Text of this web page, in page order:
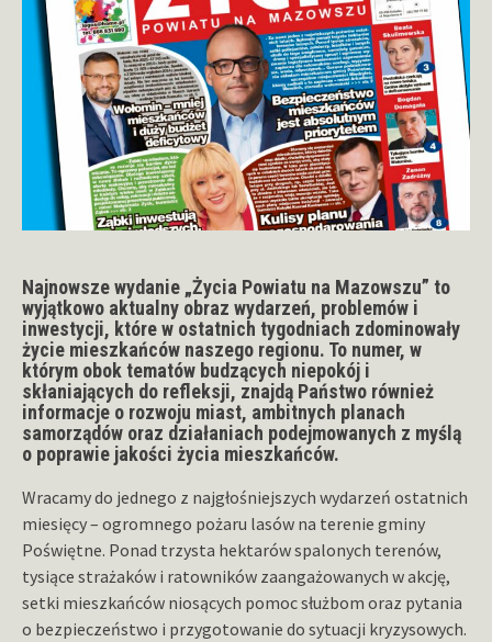
Najnowsze wydanie „Życia Powiatu na Mazowszu” to
wyjątkowo aktualny obraz wydarzeń, problemów i
inwestycji, które w ostatnich tygodniach zdominowały
życie mieszkańców naszego regionu. To numer, w
którym obok tematów budzących niepokój i
skłaniających do refleksji, znajdą Państwo również
informacje o rozwoju miast, ambitnych planach
samorządów oraz działaniach podejmowanych z myślą
o poprawie jakości życia mieszkańców.
Wracamy do jednego z najgłośniejszych wydarzeń ostatnich
miesięcy – ogromnego pożaru lasów na terenie gminy
Poświętne. Ponad trzysta hektarów spalonych terenów,
tysiące strażaków i ratowników zaangażowanych w akcję,
setki mieszkańców niosących pomoc służbom oraz pytania
o bezpieczeństwo i przygotowanie do sytuacji kryzysowych.